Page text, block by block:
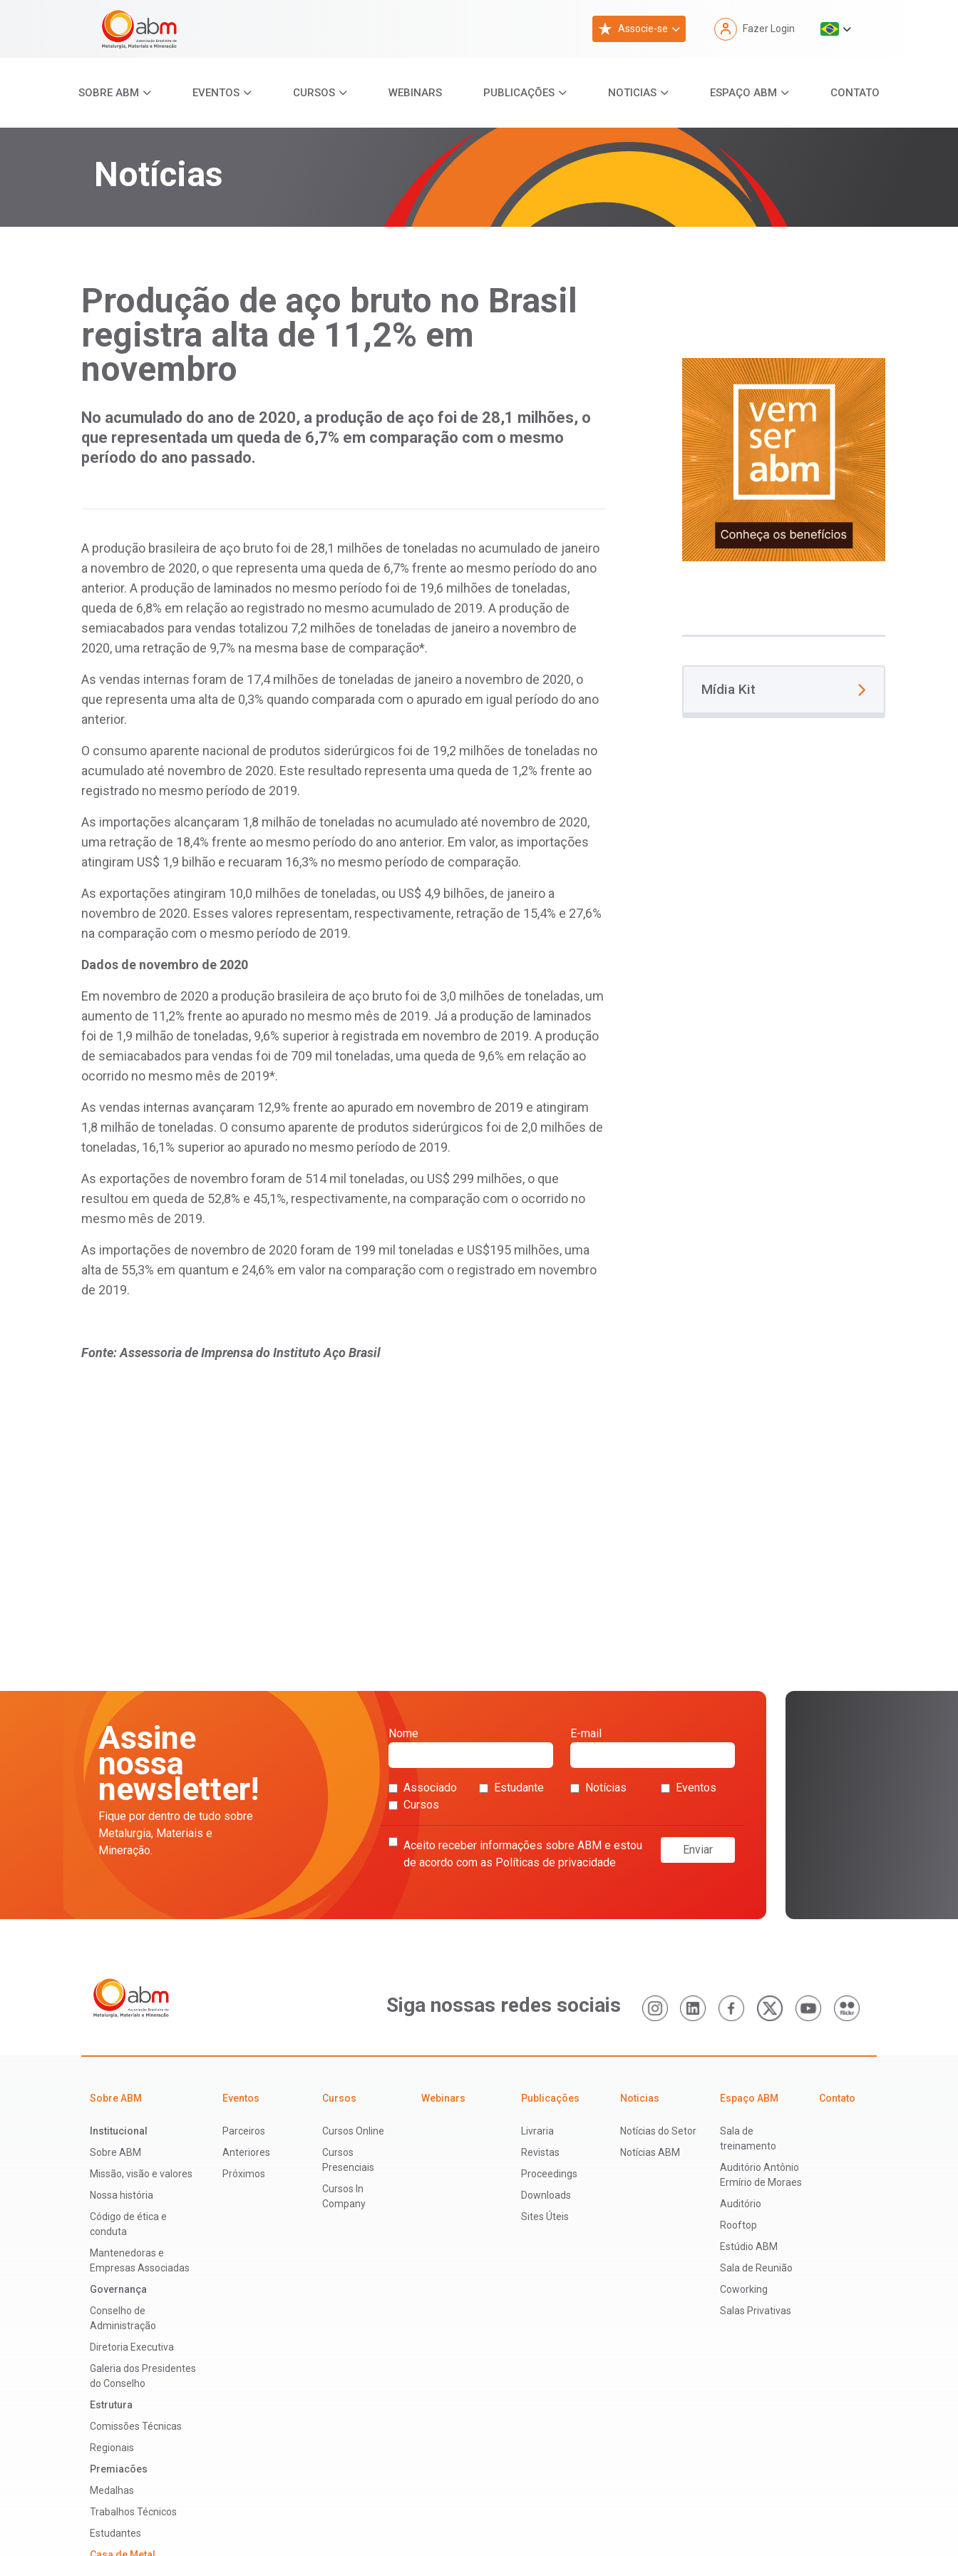
Associe-se Fazer Login
SOBRE ABM EVENTOS CURSOS WEBINARS PUBLICAÇÕES NOTICIAS ESPAÇO ABM CONTATO
Notícias
Produção de aço bruto no Brasil
registra alta de 11,2% em
novembro
No acumulado do ano de 2020, a produção de aço foi de 28,1 milhões, o
que representada um queda de 6,7% em comparação com o mesmo
período do ano passado.
A produção brasileira de aço bruto foi de 28,1 milhões de toneladas no acumulado de janeiro
a novembro de 2020, o que representa uma queda de 6,7% frente ao mesmo período do ano
anterior. A produção de laminados no mesmo período foi de 19,6 milhões de toneladas,
queda de 6,8% em relação ao registrado no mesmo acumulado de 2019. A produção de
semiacabados para vendas totalizou 7,2 milhões de toneladas de janeiro a novembro de
2020, uma retração de 9,7% na mesma base de comparação*.
As vendas internas foram de 17,4 milhões de toneladas de janeiro a novembro de 2020, o
que representa uma alta de 0,3% quando comparada com o apurado em igual período do ano
anterior.
O consumo aparente nacional de produtos siderúrgicos foi de 19,2 milhões de toneladas no
acumulado até novembro de 2020. Este resultado representa uma queda de 1,2% frente ao
registrado no mesmo período de 2019.
As importações alcançaram 1,8 milhão de toneladas no acumulado até novembro de 2020,
uma retração de 18,4% frente ao mesmo período do ano anterior. Em valor, as importações
atingiram US$ 1,9 bilhão e recuaram 16,3% no mesmo período de comparação.
As exportações atingiram 10,0 milhões de toneladas, ou US$ 4,9 bilhões, de janeiro a
novembro de 2020. Esses valores representam, respectivamente, retração de 15,4% e 27,6%
na comparação com o mesmo período de 2019.
Dados de novembro de 2020
Em novembro de 2020 a produção brasileira de aço bruto foi de 3,0 milhões de toneladas, um
aumento de 11,2% frente ao apurado no mesmo mês de 2019. Já a produção de laminados
foi de 1,9 milhão de toneladas, 9,6% superior à registrada em novembro de 2019. A produção
de semiacabados para vendas foi de 709 mil toneladas, uma queda de 9,6% em relação ao
ocorrido no mesmo mês de 2019*.
As vendas internas avançaram 12,9% frente ao apurado em novembro de 2019 e atingiram
1,8 milhão de toneladas. O consumo aparente de produtos siderúrgicos foi de 2,0 milhões de
toneladas, 16,1% superior ao apurado no mesmo período de 2019.
As exportações de novembro foram de 514 mil toneladas, ou US$ 299 milhões, o que
resultou em queda de 52,8% e 45,1%, respectivamente, na comparação com o ocorrido no
mesmo mês de 2019.
As importações de novembro de 2020 foram de 199 mil toneladas e US$195 milhões, uma
alta de 55,3% em quantum e 24,6% em valor na comparação com o registrado em novembro
de 2019.
Fonte: Assessoria de Imprensa do Instituto Aço Brasil
Mídia Kit
Assine
nossa
newsletter!
Fique por dentro de tudo sobre
Metalurgia, Materiais e
Mineração.
Nome E-mail
Associado Estudante Notícias
Eventos
Cursos
Aceito receber informações sobre ABM e estou
de acordo com as Políticas de privacidade
Enviar
Siga nossas redes sociais
Sobre ABM
Institucional
Sobre ABM
Missão, visão e valores
Nossa história
Código de ética e
conduta
Mantenedoras e
Empresas Associadas
Governança
Conselho de
Administração
Diretoria Executiva
Galeria dos Presidentes
do Conselho
Estrutura
Comissões Técnicas
Regionais
Premiacões
Medalhas
Trabalhos Técnicos
Estudantes
Eventos
Parceiros
Anteriores
Próximos
Cursos
Cursos Online
Cursos
Presenciais
Cursos In
Company
Webinars Publicações
Livraria
Revistas
Proceedings
Downloads
Sites Úteis
Noticias
Notícias do Setor
Notícias ABM
Espaço ABM
Sala de
treinamento
Auditório Antônio
Ermírio de Moraes
Auditório
Rooftop
Estúdio ABM
Sala de Reunião
Coworking
Salas Privativas
Contato